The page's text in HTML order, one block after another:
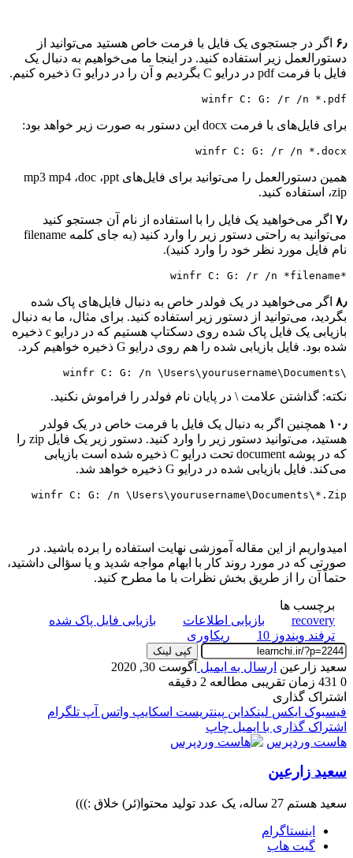
۶٫ اگر در جستجوی یک فایل با فرمت خاص هستید می‌توانید از
دستورالعمل زیر استفاده کنید. در اینجا ما می‌خواهیم به دنبال یک
فایل با فرمت pdf در درایو C بگردیم و آن را در درایو G ذخیره کنیم.
winfr C: G: /r /n *.pdf
برای فایل‌های با فرمت docx این دستور به صورت زیر خواهد بود:
winfr C: G: /r /n *.docx
همین دستورالعمل را می‌توانید برای فایل‌های mp3 mp4 ،doc ،ppt
،zip استفاده کنید.
۷٫ اگر می‌خواهید یک فایل را با استفاده از نام آن جستجو کنید
می‌توانید به راحتی دستور زیر را وارد کنید (به جای کلمه filename
نام فایل مورد نظر خود را وارد کنید).
*winfr C: G: /r /n *filename
۸٫ اگر می‌خواهید در یک فولدر خاص به دنبال فایل‌های پاک شده
بگردید، می‌توانید از دستور زیر استفاده کنید. برای مثال، ما به دنبال
بازیابی یک فایل پاک شده روی دسکتاپ هستیم که در درایو c ذخیره
شده بود. فایل بازیابی شده را هم روی درایو G ذخیره خواهیم کرد.
\winfr C: G: /n \Users\yourusername\Documents
نکته: گذاشتن علامت \ در پایان نام فولدر را فراموش نکنید.
۱۰٫ همچنین اگر به دنبال یک فایل با فرمت خاص در یک فولدر
هستید، می‌توانید دستور زیر را وارد کنید. دستور زیر یک فایل zip را
که در پوشه document تحت درایو C ذخیره شده است بازیابی
می‌کند. فایل بازیابی شده در درایو G ذخیره خواهد شد.
winfr C: G: /n \Users\yourusername\Documents\*.Zip
امیدواریم از این مقاله آموزشی نهایت استفاده را برده باشید. در
صورتی که در مورد روند کار با ابهام مواجه شدید و یا سؤالی داشتید،
حتماً آن را از طریق بخش نظرات با ما مطرح کنید.
برچسب ها
recovery
بازیابی اطلاعات
بازیابی فایل پاک شده
ترفند ویندوز 10
ریکاوری
کپی لینک
سعید زارعین ارسال به ایمیل آگوست 30, 2020
0
زمان تقریبی مطالعه 2 دقیقه
اشتراک گذاری
فیسبوک ایکس لینکداین پینتریست اسکایپ واتس آپ تلگرام
اشتراک گذاری با ایمیل چاپ
هاست وردپرس
سعید زارعین
سعید هستم 27 ساله، یک عدد تولید محتوا(ئر) خلاق :)))
اینستاگرام
گیت ‌هاب